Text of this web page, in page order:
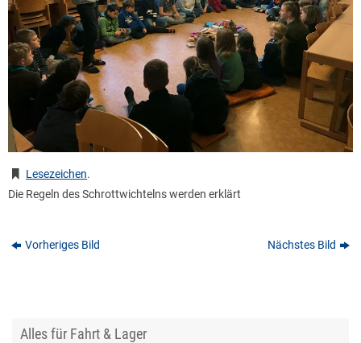
Lesezeichen.
Die Regeln des Schrottwichtelns werden erklärt
Vorheriges Bild Nächstes Bild
Alles für Fahrt & Lager